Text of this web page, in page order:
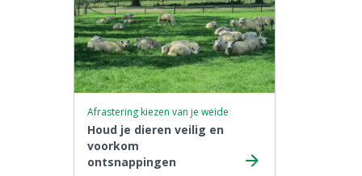
Afrastering kiezen van je weide
Houd je dieren veilig en
voorkom
ontsnappingen